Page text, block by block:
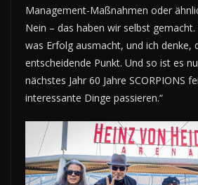
Management-Maßnahmen oder
Nein – das haben wir selbst
was Erfolg ausmacht, und ich denke,
entscheidende Punkt. Und so ist es
nächstes Jahr 60 Jahre SCORPIONS
interessante Dinge passieren.“